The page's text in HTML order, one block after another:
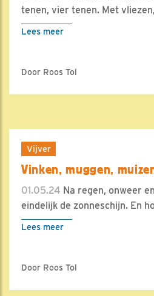
tenen, vier tenen. Met
Lees meer
Door Roos Tol
Vijver
Vinken, muggen,
01.05.24 Na regen, onweer
eindelijk de zonneschijn. En
Lees meer
Door Roos Tol